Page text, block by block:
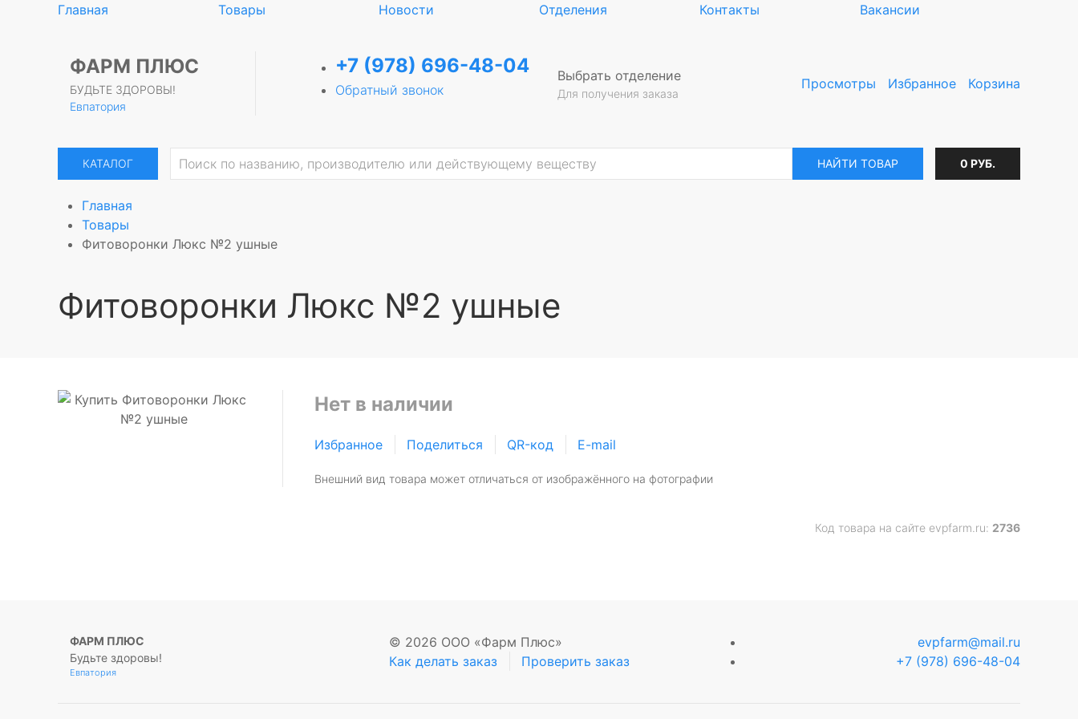
Главная Товары Новости Отделения Контакты Вакансии
ФАРМ ПЛЮС
БУДЬТЕ ЗДОРОВЫ!
Евпатория
+7 (978) 696-48-04
Обратный звонок
Выбрать отделение
Для получения заказа
Просмотры Избранное Корзина
КАТАЛОГ НАЙТИ ТОВАР 0 РУБ.
Главная
Товары
Фитоворонки Люкс №2 ушные
Фитоворонки Люкс №2 ушные
Нет в наличии
Избранное Поделиться QR-код E-mail
Внешний вид товара может отличаться от изображённого на фотографии
Код товара на сайте evpfarm.ru: 2736
ФАРМ ПЛЮС
Будьте здоровы!
Евпатория
© 2026 ООО «Фарм Плюс»
Как делать заказ
Проверить заказ
evpfarm@mail.ru
+7 (978) 696-48-04